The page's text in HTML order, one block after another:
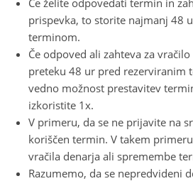
Če želite odpovedati termin in
prispevka, to storite najmanj 48
terminom.
Če odpoved ali zahteva za
preteku 48 ur pred rezerviranim
vedno možnost prestavitev
izkoristite 1x.
V primeru, da se ne prijavite na
koriščen termin. V takem
vračila denarja ali spremembe
Razumemo, da se nepredvideni